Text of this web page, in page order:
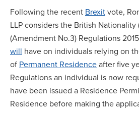
Following the recent Brexitvote,
LLP considers the British Nationality
(Amendment No.3) Regulations
will have on individuals relying on
of Permanent Residenceafter five
Regulations an individual is now
have been issued a Residence
Residence before making the